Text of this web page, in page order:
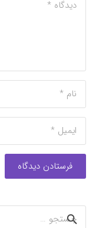
فرستادن دیدگاه
جستجو